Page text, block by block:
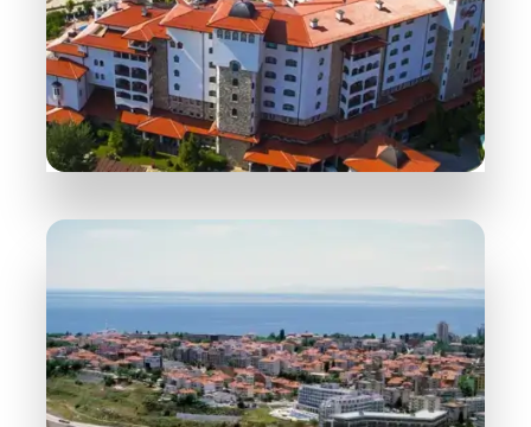
DETAILS
Sonnenstrand